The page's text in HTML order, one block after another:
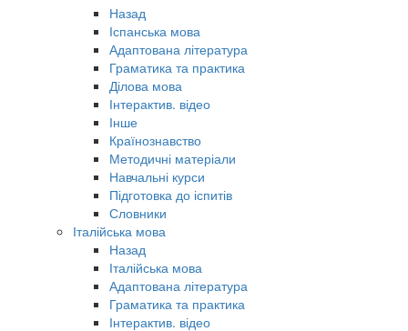
Назад
Іспанська мова
Адаптована література
Граматика та практика
Ділова мова
Інтерактив. відео
Інше
Країнознавство
Методичні матеріали
Навчальні курси
Підготовка до іспитів
Словники
Італійська мова
Назад
Італійська мова
Адаптована література
Граматика та практика
Інтерактив. відео